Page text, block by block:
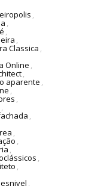
,
,
,
,
Classica ,
Online ,
,
aparente ,
,
,
,
,
,
,
,
,
,
,